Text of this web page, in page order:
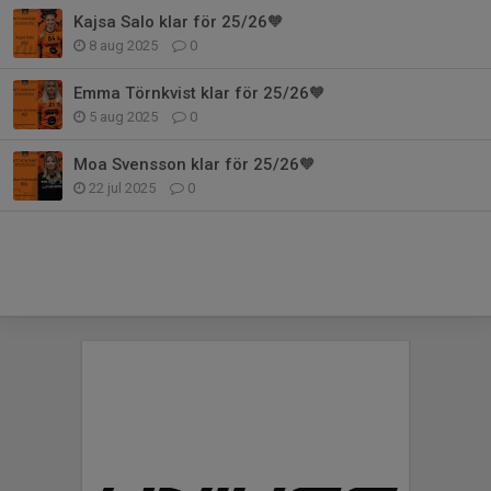
Kajsa Salo klar för 25/26🧡
8 aug 2025 0
Emma Törnkvist klar för 25/26🧡
5 aug 2025 0
Moa Svensson klar för 25/26🧡
22 jul 2025 0